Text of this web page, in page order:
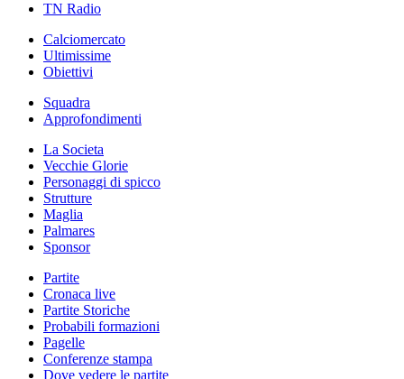
TN Radio
Calciomercato
Ultimissime
Obiettivi
Squadra
Approfondimenti
La Societa
Vecchie Glorie
Personaggi di spicco
Strutture
Maglia
Palmares
Sponsor
Partite
Cronaca live
Partite Storiche
Probabili formazioni
Pagelle
Conferenze stampa
Dove vedere le partite